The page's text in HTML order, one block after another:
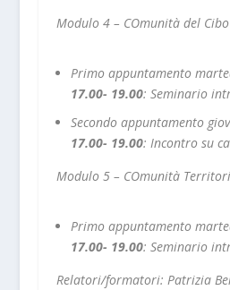
Modulo 4 – COmunità del Cibo
Primo appuntamento
17.00- 19.00: Seminario
Secondo appuntamento
17.00- 19.00: Incontro su
Modulo 5 – COmunità
Primo appuntamento
17.00- 19.00: Seminario
Relatori/formatori: Patrizia